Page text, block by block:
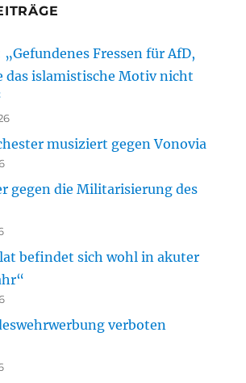
Fressen für AfD,
das islamistische Motiv nicht
musiziert gegen Vonovia
gegen die Militarisierung des
befindet sich wohl in akuter
verboten